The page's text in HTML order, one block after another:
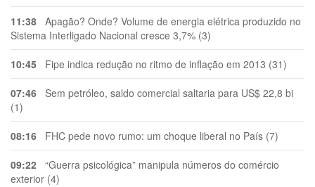
11:38 Apagão? Onde? Volume de energia elétrica produzido no
Sistema Interligado Nacional cresce 3,7% (3)
10:45 Fipe indica redução no ritmo de inflação em 2013 (31)
07:46 Sem petróleo, saldo comercial saltaria para US$ 22,8 bi
(1)
08:16 FHC pede novo rumo: um choque liberal no País (7)
09:22 “Guerra psicológica” manipula números do comércio
exterior (4)